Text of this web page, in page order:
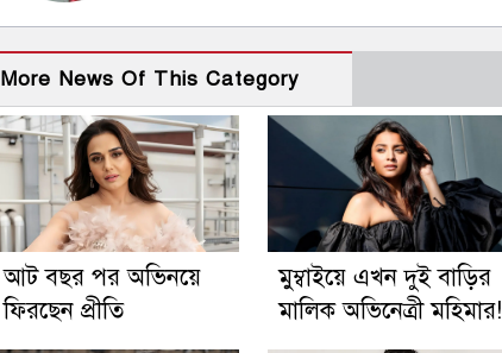
More News Of This Category
আট বছর পর অভিনয়ে
ফিরছেন প্রীতি
মুম্বাইয়ে এখন দুই বাড়ির
মালিক অভিনেত্রী মহিমার!